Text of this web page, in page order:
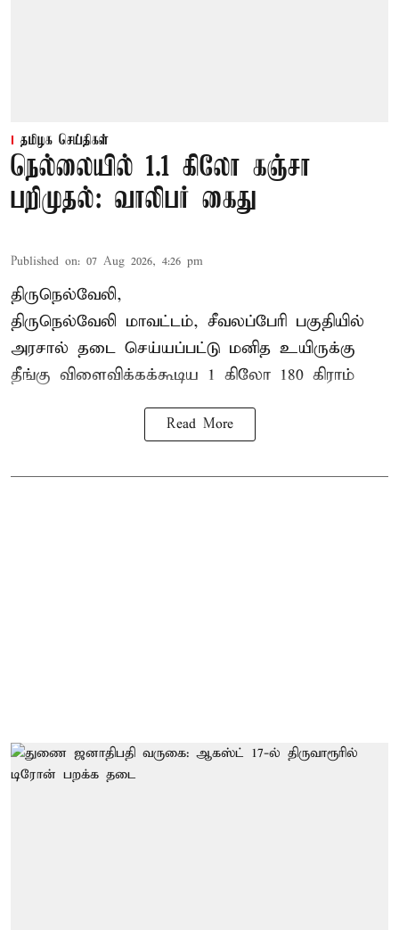
தமிழக செய்திகள்
நெல்லையில் 1.1 கிலோ கஞ்சா
பறிமுதல்: வாலிபர் கைது
Published on: 07 Aug 2026, 4:26 pm
திருநெல்வேலி,
திருநெல்வேலி மாவட்டம், சீவலப்பேரி பகுதியில்
அரசால் தடை செய்யப்பட்டு மனித உயிருக்கு
தீங்கு விளைவிக்கக்கூடிய 1 கிலோ 180 கிராம்
Read More